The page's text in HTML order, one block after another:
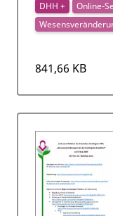
841,66 KB
DHH + Online-